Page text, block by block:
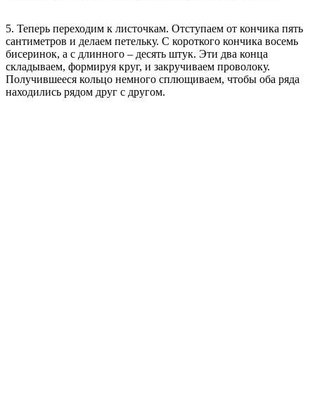
5. Теперь переходим к листочкам. Отступаем от кончика пять
сантиметров и делаем петельку. С короткого кончика восемь
бисеринок, а с длинного – десять штук. Эти два конца
складываем, формируя круг, и закручиваем проволоку.
Получившееся кольцо немного сплющиваем, чтобы оба ряда
находились рядом друг с другом.